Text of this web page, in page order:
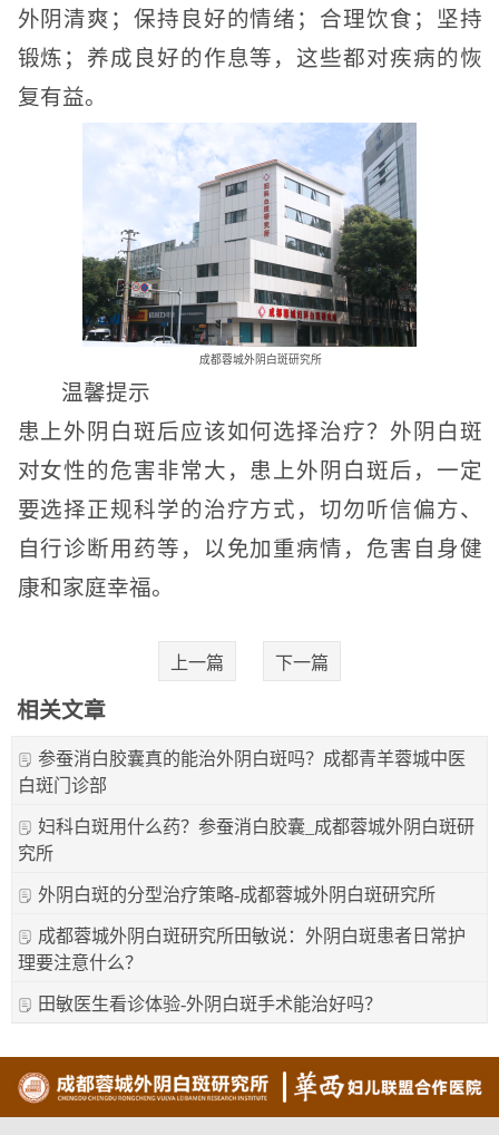
外阴清爽；保持良好的情绪；合理饮食；坚持
锻炼；养成良好的作息等，这些都对疾病的恢
复有益。
成都蓉城外阴白斑研究所
温馨提示
患上外阴白斑后应该如何选择治疗？外阴白斑
对女性的危害非常大，患上外阴白斑后，一定
要选择正规科学的治疗方式，切勿听信偏方、
自行诊断用药等，以免加重病情，危害自身健
康和家庭幸福。
上一篇 下一篇
相关文章
参蚕消白胶囊真的能治外阴白斑吗？成都青羊蓉城中医
白斑门诊部
妇科白斑用什么药？参蚕消白胶囊_成都蓉城外阴白斑研
究所
外阴白斑的分型治疗策略-成都蓉城外阴白斑研究所
成都蓉城外阴白斑研究所田敏说：外阴白斑患者日常护
理要注意什么？
田敏医生看诊体验-外阴白斑手术能治好吗？